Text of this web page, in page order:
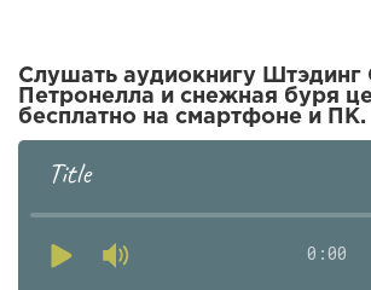
Слушать аудиокнигу Штэдинг
Петронелла и снежная буря
бесплатно на смартфоне и ПК.
Title
0:00